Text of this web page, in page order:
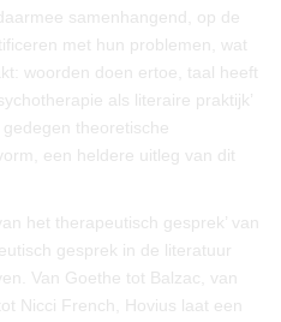
samenhangend, op de
met hun problemen, wat
woorden doen ertoe, taal heeft
als literaire praktijk’
theoretische
een heldere uitleg van dit
het therapeutisch gesprek’ van
gesprek in de literatuur
Van Goethe tot Balzac, van
Nicci French, Hovius laat een